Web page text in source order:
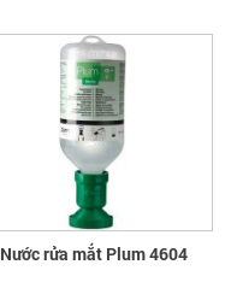
Nước rửa mắt Plum 4604